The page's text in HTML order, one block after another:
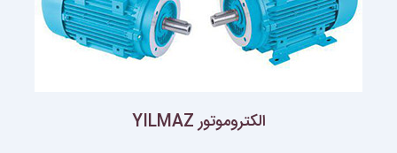
الکتروموتور YILMAZ